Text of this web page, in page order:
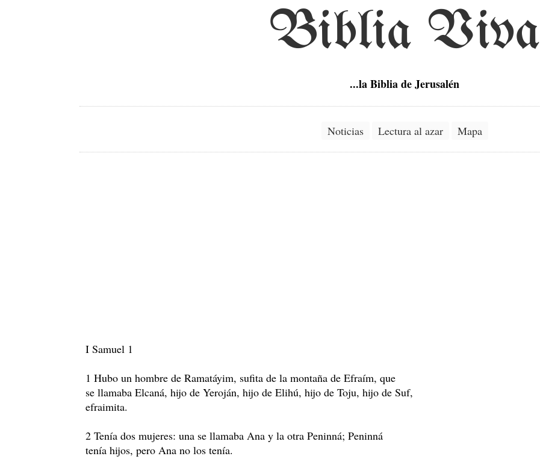
Biblia Viva
...la Biblia de Jerusalén
Noticias Lectura al azar Mapa
I Samuel 1
1 Hubo un hombre de Ramatáyim, sufita de la montaña de Efraím, que
se llamaba Elcaná, hijo de Yeroján, hijo de Elihú, hijo de Toju, hijo de Suf,
efraimita.
2 Tenía dos mujeres: una se llamaba Ana y la otra Peninná; Peninná
tenía hijos, pero Ana no los tenía.